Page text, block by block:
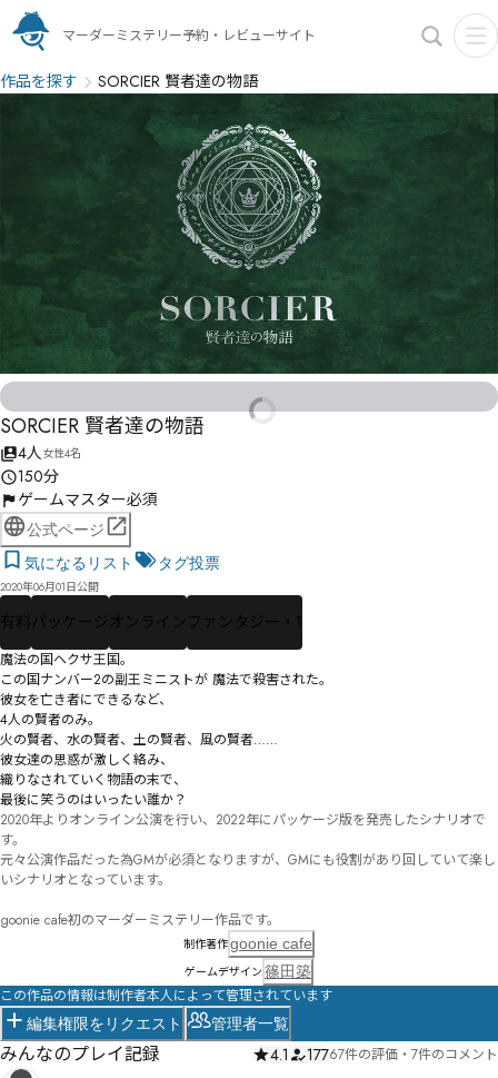
マーダーミステリー予約・レビューサイト
作品を探す SORCIER 賢者達の物語
SORCIER 賢者達の物語
4人女性4名
150分
ゲームマスター必須
公式ページ
気になるリスト
タグ投票
2020年06月01日公開
有料 パッケージ オンライン ファンタジー・1
魔法の国ヘクサ王国。
この国ナンバー2の副王ミニストが 魔法で殺害された。
彼女を亡き者にできるなど、
4人の賢者のみ。
火の賢者、水の賢者、土の賢者、風の賢者……
彼女達の思惑が激しく絡み、
織りなされていく物語の末で、
最後に笑うのはいったい誰か？
2020年よりオンライン公演を行い、2022年にパッケージ版を発売したシナリオで
す。
元々公演作品だった為GMが必須となりますが、GMにも役割があり回していて楽し
いシナリオとなっています。
goonie cafe初のマーダーミステリー作品です。
制作著作goonie cafe
ゲームデザイン 篠田築
この作品の情報は制作者本人によって管理されています
編集権限をリクエスト 管理者一覧
みんなのプレイ記録 4.1 17767件の評価 ・ 7件のコメント